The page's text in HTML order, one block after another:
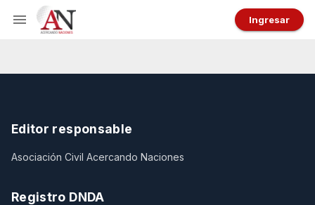
Ingresar
Editor responsable
Asociación Civil Acercando Naciones
Registro DNDA